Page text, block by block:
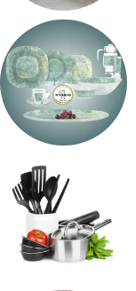
حلل جرانيت